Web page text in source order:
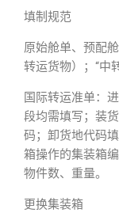
填制规范
原始舱单、预配
转运货物）；“中
国际转运准单：
段均需填写；装
码；卸货地代码
箱操作的集装箱
物件数、重量。
更换集装箱